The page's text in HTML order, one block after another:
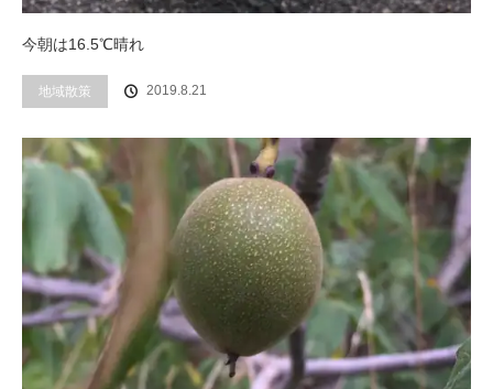
今朝は16.5℃晴れ
地域散策 2019.8.21